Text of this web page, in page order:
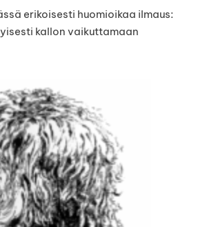
erikoisesti huomioikaa ilmaus:
kallon vaikuttamaan